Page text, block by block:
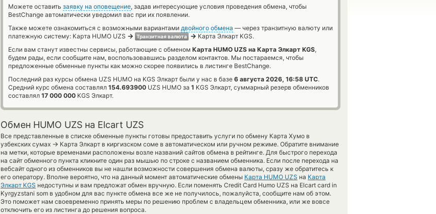
Можете оставить заявку на оповещение, задав интересующие условия проведения обмена, чтобы
BestChange автоматически уведомил вас при их появлении.
Также можете ознакомиться с возможными вариантами двойного обмена — через транзитную валюту или
платежную систему: Карта HUMO UZS → Транзитная валюта → Карта Элкарт KGS.
Если вам станут известны сервисы, работающие с обменом Карта HUMO UZS на Карта Элкарт KGS,
будем рады, если сообщите нам, воспользовавшись разделом контактов. Мы постараемся, чтобы
предложенные обменные пункты как можно скорее появились в листинге BestChange.
Последний раз курсы обмена UZS HUMO на KGS Элкарт были у нас в базе 6 августа 2026, 16:58 UTC.
Средний курс обмена составлял 154.693900 UZS HUMO за 1 KGS Элкарт, суммарный резерв обменников
составлял 17 000 000 KGS Элкарт.
Обмен HUMO UZS на Elcart UZS
Все представленные в списке обменные пункты готовы предоставить услуги по обмену Карта Хумо в
узбекских сумах → Карта Элкарт в киргизском соме в автоматическом или ручном режиме. Обратите внимание
на метки, которые временами расположены возле названий сайтов обмена в рейтинге. Для быстрого перехода
на сайт обменного пункта кликните один раз мышью по строке с названием обменника. Если после перехода на
вебсайт одного из обменников вы не нашли возможности совершения обмена валюты, сразу же обратитесь к
его оператору. Вполне вероятно, что на данный момент автоматические обмены Карта HUMO UZS на Карта
Элкарт KGS недоступны и вам предложат обмен вручную. Если поменять Credit Card Humo UZS на Elcart card in
Kyrgyzstani som в удобном для вас пункте обмена все же не получилось, пожалуйста, сообщите нам об этом.
Это поможет нам своевременно принять меры по решению проблем с владельцем обменника, или же вовсе
отключить его из листинга до решения вопроса.